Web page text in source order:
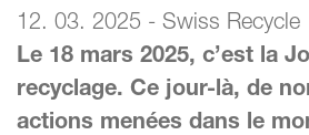
12. 03. 2025 - Swiss Recycle
Le 18 mars 2025, c’est la
recyclage. Ce jour-là, de
actions menées dans le